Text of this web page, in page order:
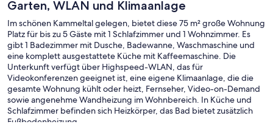
Garten, WLAN und Klimaanlage
Im schönen Kammeltal gelegen, bietet diese 75 m² große Wohnung
Platz für bis zu 5 Gäste mit 1 Schlafzimmer und 1 Wohnzimmer. Es
gibt 1 Badezimmer mit Dusche, Badewanne, Waschmaschine und
eine komplett ausgestattete Küche mit Kaffeemaschine. Die
Unterkunft verfügt über Highspeed-WLAN, das für
Videokonferenzen geeignet ist, eine eigene Klimaanlage, die die
gesamte Wohnung kühlt oder heizt, Fernseher, Video-on-Demand
sowie angenehme Wandheizung im Wohnbereich. In Küche und
Schlafzimmer befinden sich Heizkörper, das Bad bietet zusätzlich
Fußbodenheizung.